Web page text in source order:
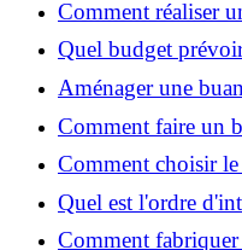
Comment réaliser
maison efficace ?
Quel budget
2026 ?
Aménager une
de place pour un
Comment faire un
fait maison ?
Comment choisir
travaux de
Quel est l'ordre
rénovation ?
Comment